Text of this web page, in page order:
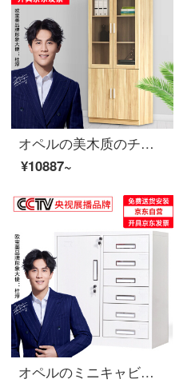
オペルの美木质のチェーストのファイル棚の床につく式の资料の箱の棚の板式の书棚の近代的な简约の金の大きいものの800*400*2000
¥10887~
オペルのミニキャビネットのチェーストのキャビネットの鉄の皮のキャビネットの引き出しの資料の箱の書類棚のキャビネットの保管棚は6斗の下にあります。